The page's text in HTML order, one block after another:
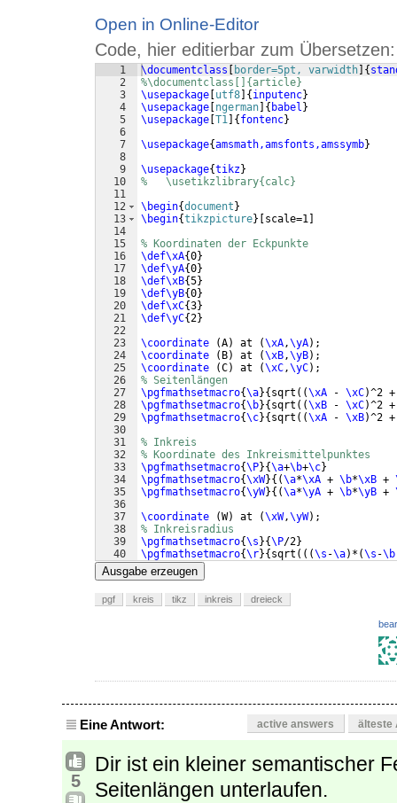
Open in Online-Editor
Code, hier editierbar zum Übersetzen:
1
2
3
4
5
6
7
8
9
10
11
12
13
14
15
16
17
18
19
20
21
22
23
24
25
26
27
28
29
30
31
32
33
34
35
36
37
38
39
40
41
\documentclass border=5pt, varwidth {
%\documentclass[]{article}
\usepackage utf8 { inputenc}
\usepackage ngerman { babel }
\usepackage T1 { fontenc}
\usepackage{amsmath,amsfonts,amssymb}
\usepackage{tikz}
%   \usetikzlibrary{calc}
\begin{document }
\begin{tikzpicture} scale=1
% Koordinaten der Eckpunkte
\def\xA{0}
\def\yA{0}
\def\xB{5}
\def\yB{0}
\def\xC{3}
\def\yC{2}
\coordinate
(A) at (\xA,\yA) ;
\coordinate
( B) at (\xB,\yB) ;
\coordinate
(C) at (\xC,\yC) ;
% Seitenlängen
\pgfmathsetmacro{\a}{ sqrt ((\xA - \xC)^2
\pgfmathsetmacro{\b}{ sqrt ((\xB - \xC)^2
\pgfmathsetmacro{\c}{ sqrt ((\xA - \xB)^2
% Inkreis
% Koordinate des Inkreismittelpunktes
\pgfmathsetmacro{\P}{\a+\b+\c}
\pgfmathsetmacro{\xW}{(\a*\xA + \b*\xB +
\pgfmathsetmacro{\yW}{(\a*\yA + \b*\yB +
\coordinate
(W) at (\xW,\yW) ;
% Inkreisradius
\pgfmathsetmacro{\s }{\P/2}
\pgfmathsetmacro{\r}{ sqrt (((\s -\a) * (\s -\b
% Inkreis zeichnen
Ausgabe erzeugen
pgf kreis tikz inkreis dreieck
Eine Antwort: active answers älteste
5
Dir ist ein kleiner semantischer
Seitenlängen unterlaufen.